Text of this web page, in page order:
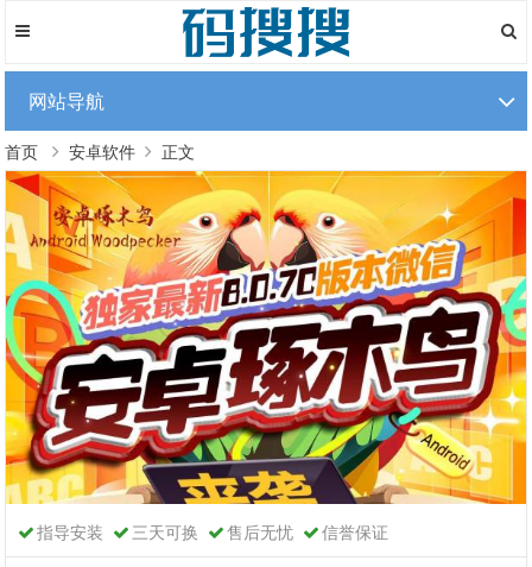
网站导航
首页 安卓软件 正文
指导安装 三天可换 售后无忧 信誉保证